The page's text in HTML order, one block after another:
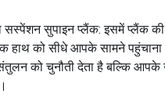
सस्पेंशन सुपाइन प्लैंक: इसमें प्लैंक की
हाथ को सीधे आपके सामने पहुंचाना
को चुनौती देता है बल्कि आपके